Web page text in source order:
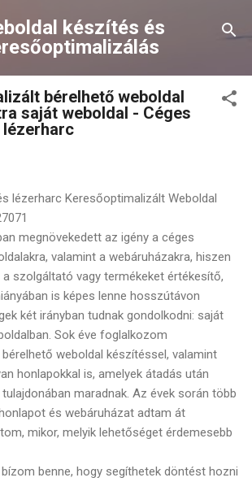
Ugrás a fő tartalomra
készítés és
bérelhető weboldal
saját weboldal - Céges
lézerharc Keresőoptimalizált Weboldal
megnövekedett az igény a céges
valamint a webáruházakra, hiszen
a szolgáltató vagy termékeket értékesítő,
is képes lenne hosszútávon
két irányban tudnak gondolkodni: saját
Sok éve foglalkozom
weboldal készítéssel, valamint
honlapokkal is, amelyek átadás után
maradnak. Az évek során több
és webáruházat adtam át
mikor, melyik lehetőséget érdemesebb
benne, hogy segíthetek döntést hozni